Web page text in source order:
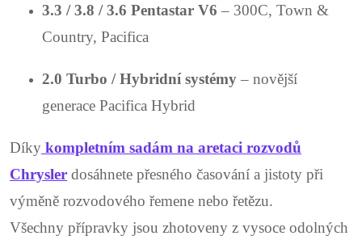
3.3 / 3.8 / 3.6 Pentastar V6 – 300C, Town &
Country, Pacifica
2.0 Turbo / Hybridní systémy – novější
generace Pacifica Hybrid
Díky kompletním sadám na aretaci rozvodů
Chrysler dosáhnete přesného časování a jistoty při
výměně rozvodového řemene nebo řetězu.
Všechny přípravky jsou zhotoveny z vysoce odolných